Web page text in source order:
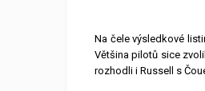
Na čele výsledkové
Většina pilotů sice
rozhodli i Russell s